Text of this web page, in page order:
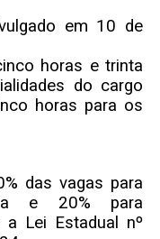
em 10 de
horas e trinta
do cargo
horas para os
das vagas para
e 20% para
a Lei Estadual nº